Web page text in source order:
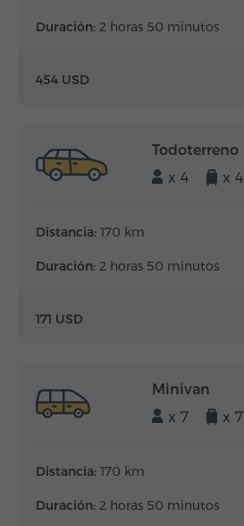
Duración: 2 horas 50 minutos
454 USD
Todoterreno
x 4
x 4
Distancia: 170 km
Duración: 2 horas 50 minutos
171 USD
Minivan
x 7
x 7
Distancia: 170 km
Duración: 2 horas 50 minutos